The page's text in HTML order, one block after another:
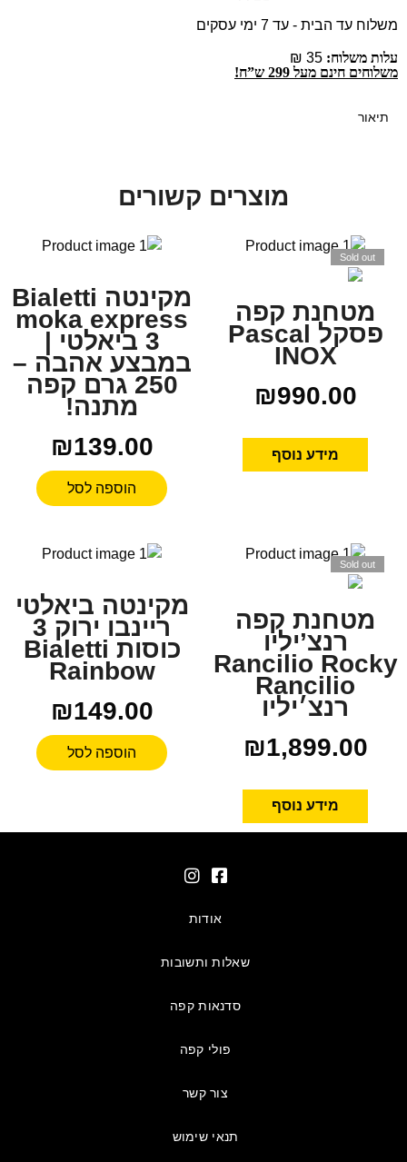
משלוח עד הבית - עד 7 ימי עסקים
עלות משלוח:
משלוחים חינם מעל 299 ש”ח!
תיאור
מוצרים קשורים
Sold out
מטחנת קפה
פסקל Pascal
INOX
₪990.00
מידע נוסף
מקינטה Bialetti
moka express
3 ביאלטי |
במבצע אהבה –
250 גרם קפה
מתנה!
₪139.00
הוספה לסל
Sold out
מטחנת קפה
רנצ’יליו
Rancilio Rocky
Rancilio
רנצ׳יליו
₪1,899.00
מידע נוסף
מקינטה ביאלטי
ריינבו ירוק 3
כוסות Bialetti
Rainbow
₪149.00
הוספה לסל
אודות
שאלות ותשובות
סדנאות קפה
פולי קפה
צור קשר
תנאי שימוש